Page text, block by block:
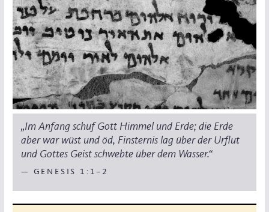
„Im Anfang schuf Gott Himmel und Erde; die Erde
aber war wüst und öd, Finsternis lag über der Urflut
und Gottes Geist schwebte über dem Wasser.“
— GENESIS 1:1–2